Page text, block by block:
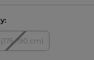
190 cm)